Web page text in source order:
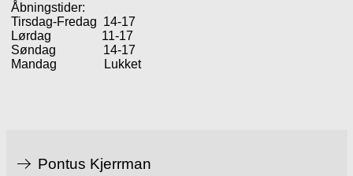
Åbningstider:
Tirsdag-Fredag 14-17
Lørdag 11-17
Søndag 14-17
Mandag Lukket
Pontus Kjerrman